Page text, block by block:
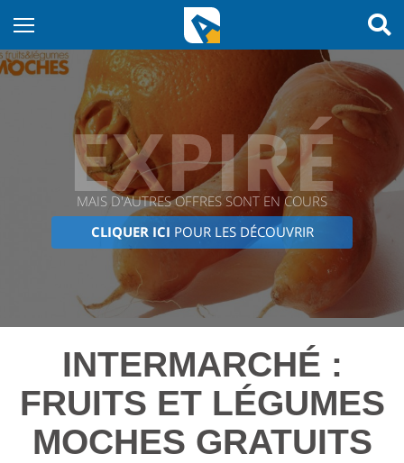
EXPIRÉ
MAIS D'AUTRES OFFRES SONT EN COURS
CLIQUER ICI POUR LES DÉCOUVRIR
INTERMARCHÉ :
FRUITS ET LÉGUMES
MOCHES GRATUITS